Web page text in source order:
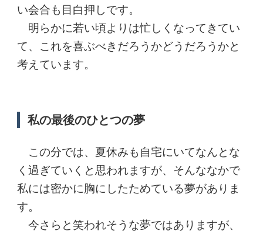
い会合も目白押しです。
明らかに若い頃よりは忙しくなってきてい
て、これを喜ぶべきだろうかどうだろうかと
考えています。
私の最後のひとつの夢
この分では、夏休みも自宅にいてなんとな
く過ぎていくと思われますが、そんななかで
私には密かに胸にしたためている夢がありま
す。
今さらと笑われそうな夢ではありますが、